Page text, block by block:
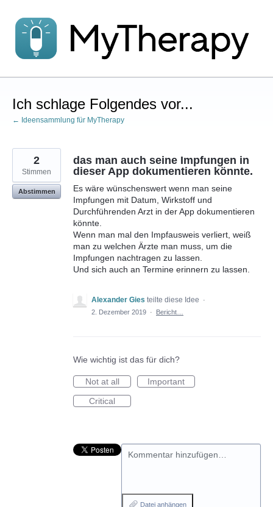
Inhalt
springen
Ich schlage Folgendes vor...
← Ideensammlung für MyTherapy
das man auch seine Impfungen in
dieser App dokumentieren könnte.
Es wäre wünschenswert wenn man seine
Impfungen mit Datum, Wirkstoff und
Durchführenden Arzt in der App dokumentieren
könnte.
Wenn man mal den Impfausweis verliert, weiß
man zu welchen Ärzte man muss, um die
Impfungen nachtragen zu lassen.
Und sich auch an Termine erinnern zu lassen.
2
Stimmen
Abstimmen
Alexander Gies teilte diese Idee
·
2. Dezember 2019 · Bericht…
Wie wichtig ist das für dich?
Not at all
Important
Critical
Kommentar hinzufügen…
Datei anhängen